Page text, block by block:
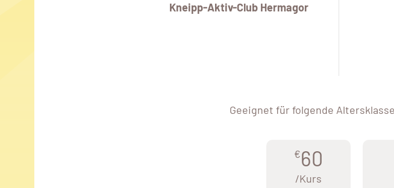
Kneipp-Aktiv-Club Hermagor
Geeignet für folgende
€60
/Kurs